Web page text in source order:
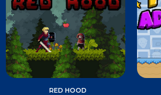
RED HOOD